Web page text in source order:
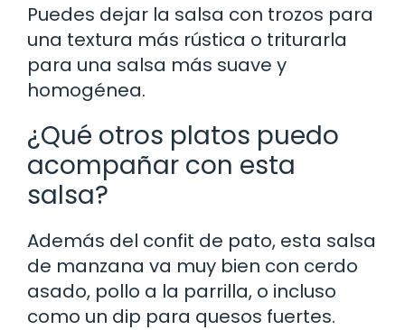
Puedes dejar la salsa con trozos para
una textura más rústica o triturarla
para una salsa más suave y
homogénea.
¿Qué otros platos puedo
acompañar con esta
salsa?
Además del confit de pato, esta salsa
de manzana va muy bien con cerdo
asado, pollo a la parrilla, o incluso
como un dip para quesos fuertes.